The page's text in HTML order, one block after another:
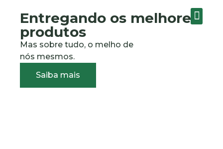
Entregando os melhores
produtos
Mas sobre tudo, o melho de
nós mesmos.
Saiba mais